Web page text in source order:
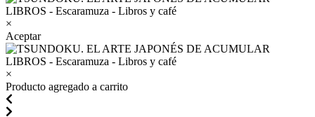
×
Aceptar
×
Producto agregado a carrito